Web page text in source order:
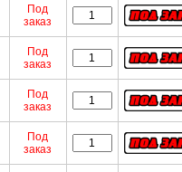
Под
заказ
Под
заказ
Под
заказ
Под
заказ